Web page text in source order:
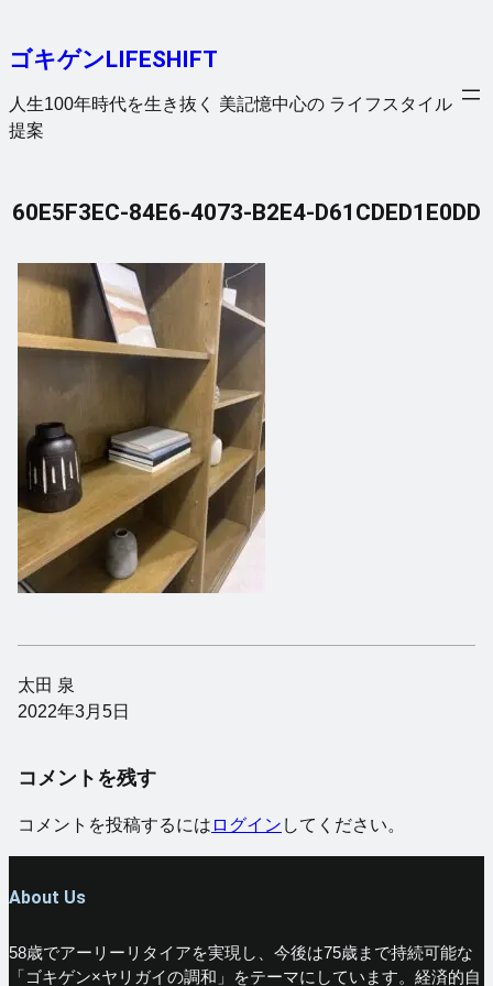
を
ス
キ
ゴキゲンLIFESHIFT
人生100年時代を生き抜く 美記憶中心の ライフスタイル
提案
60E5F3EC-84E6-4073-B2E4-D61CDED1E0DD
太田 泉
2022年3月5日
コメントを残す
コメントを投稿するには ログイン してください。
About Us
58歳でアーリーリタイアを実現し、今後は75歳まで持続可能な
「ゴキゲン×ヤリガイの調和」をテーマにしています。経済的自